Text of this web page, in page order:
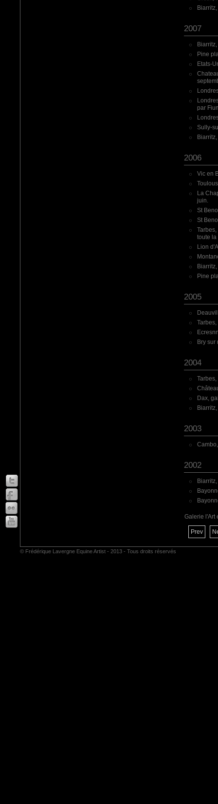
2007
Pine
Etats-
par
Sully-
2006
Vic en
La
juin.
St
St
toute la
Lion
Pine
2005
Bry sur
2004
Dax,
2003
2002
Galerie l'Art
Prev
© Frédérique Lavergne Equine Artist - 2013 - Tous droits réservés